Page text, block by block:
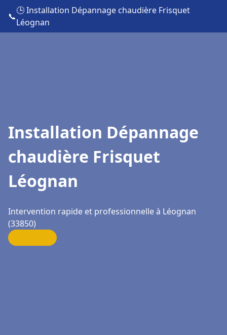
📞
🕒 Installation Dépannage chaudière Frisquet
Léognan
Installation Dépannage
chaudière Frisquet
Léognan
Intervention rapide et professionnelle à Léognan
(33850)